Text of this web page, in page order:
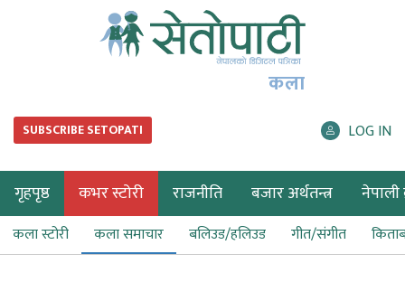
कला
SUBSCRIBE SETOPATI LOG IN
गृहपृष्ठ कभर स्टोरी राजनीति बजार अर्थतन्त्र नेपाली
कला स्टोरी कला समाचार बलिउड/हलिउड गीत/संगीत